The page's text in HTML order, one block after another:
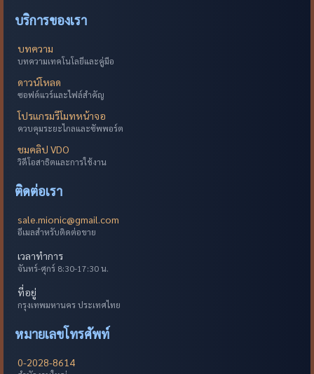
บริการของเรา
บทความ
บทความเทคโนโลยีและคู่มือ
ดาวน์โหลด
ซอฟต์แวร์และไฟล์สำคัญ
โปรแกรมรีโมทหน้าจอ
ควบคุมระยะไกลและซัพพอร์ต
ชมคลิป VDO
วิดีโอสาธิตและการใช้งาน
ติดต่อเรา
sale.mionic@gmail.com
อีเมลสำหรับติดต่อขาย
เวลาทำการ
จันทร์-ศุกร์ 8:30-17:30 น.
ที่อยู่
กรุงเทพมหานคร ประเทศไทย
หมายเลขโทรศัพท์
0-2028-8614